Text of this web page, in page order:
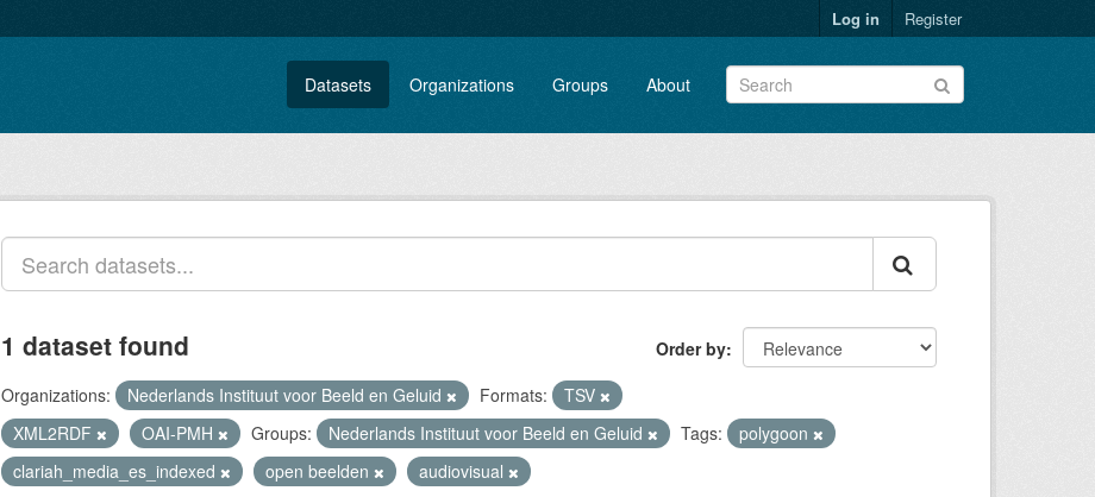
Log in Register
Datasets Organizations Groups About
Order by
1 dataset found
Organizations: Nederlands Instituut voor Beeld en Geluid Formats:
TSV
XML2RDF
OAI-PMH Groups: Nederlands Instituut voor Beeld en Geluid Tags:
polygoon
clariah_media_es_indexed
open beelden audiovisual